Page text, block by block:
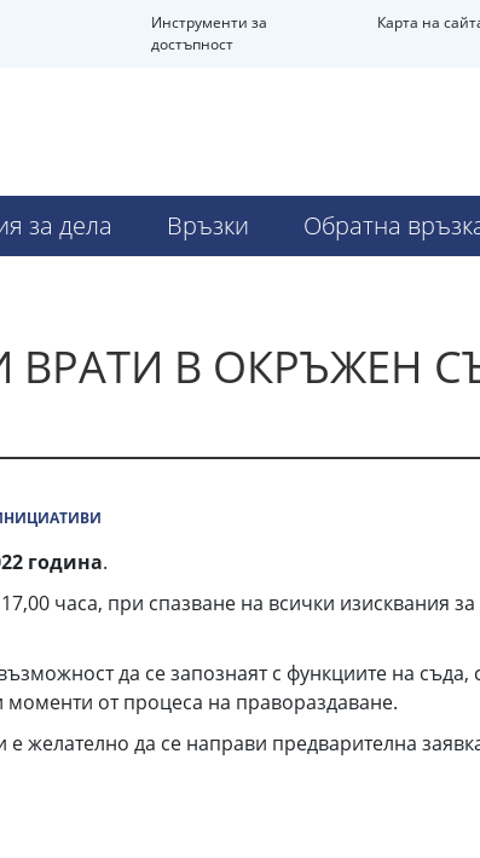
Инструменти за
достъпност
Карта на
за дела Връзки Обратна
В ОКРЪЖЕН
година.
часа, при спазване на всички изисквания за
да се запознаят с функциите на съда,
моменти от процеса на правораздаване.
желателно да се направи предварителна